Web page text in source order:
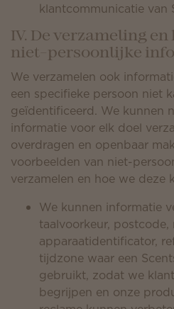
klantcommunicatie van
IV. De verzameling
niet-persoonlijke
We verzamelen ook
een specifieke persoon niet
geïdentificeerd. We kunnen
informatie voor elk doel
overdragen en openbaar
voorbeelden van niet-
verzamelen en hoe we deze
We kunnen informatie
taalvoorkeur, postcode,
apparaatidentificator,
tijdzone waar een
gebruikt, zodat we
begrijpen en onze